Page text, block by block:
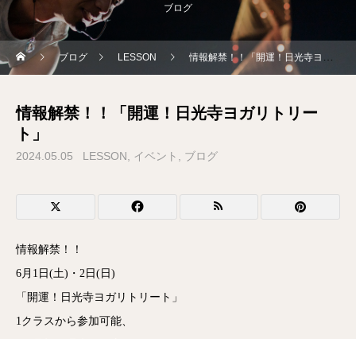
ブログ
ブログ LESSON 情報解禁！！「開運！日光寺ヨガリトリート」
情報解禁！！「開運！日光寺ヨガリトリー
ト」
2024.05.05 LESSON イベント ブログ
情報解禁！！
6月1日(土)・2日(日)
「開運！日光寺ヨガリトリート」
1クラスから参加可能、